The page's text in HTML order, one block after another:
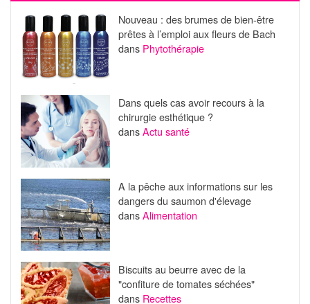
Nouveau : des brumes de bien-être
prêtes à l’emploi aux fleurs de Bach
dans Phytothérapie
Dans quels cas avoir recours à la
chirurgie esthétique ?
dansActu santé
A la pêche aux informations sur les
dangers du saumon d'élevage
dansAlimentation
Biscuits au beurre avec de la
"confiture de tomates séchées"
dans Recettes